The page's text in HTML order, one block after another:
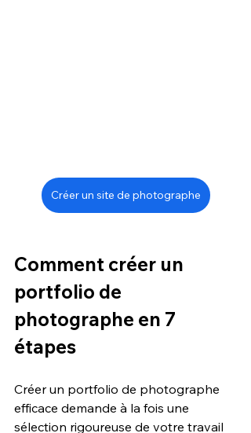
Créer un site de photographe
Comment créer un
portfolio de
photographe en 7
étapes
Créer un portfolio de photographe
efficace demande à la fois une
sélection rigoureuse de votre travail